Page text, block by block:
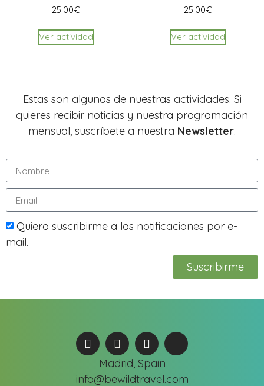
25.00€
Ver actividad
25.00€
Ver actividad
Estas son algunas de nuestras actividades. Si
quieres recibir noticias y nuestra programación
mensual, suscríbete a nuestra Newsletter.
Quiero suscribirme a las notificaciones por e-
mail.
Suscribirme
Madrid, Spain
info@bewildtravel.com